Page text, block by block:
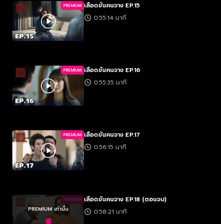
PREMIUM เลือดข้นคนจาง EP.15
0:55:14 นาที
PREMIUM เลือดข้นคนจาง EP.16
0:55:35 นาที
PREMIUM เลือดข้นคนจาง EP.17
0:56:15 นาที
PREMIUM
PREMIUM เท่านั้น
เลือดข้นคนจาง EP.18 (ตอนจบ)
0:58:21 นาที